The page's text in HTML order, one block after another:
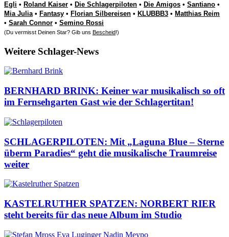
Egli • Roland Kaiser • Die Schlagerpiloten • Die Amigos • Santiano •
Mia Julia• Fantasy • Florian Silbereisen • KLUBBB3 • Matthias Reim
• Sarah Connor • Semino Rossi
(Du vermisst Deinen Star? Gib uns Bescheid!)
Weitere Schlager-News
BERNHARD BRINK: Keiner war musikalisch so oft
im Fernsehgarten Gast wie der Schlagertitan!
SCHLAGERPILOTEN: Mit „Laguna Blue – Sterne
überm Paradies“ geht die musikalische Traumreise
weiter
KASTELRUTHER SPATZEN: NORBERT RIER
steht bereits für das neue Album im Studio